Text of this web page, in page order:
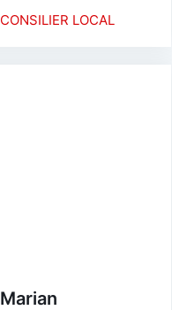
CONSILIER LOCAL
Marian